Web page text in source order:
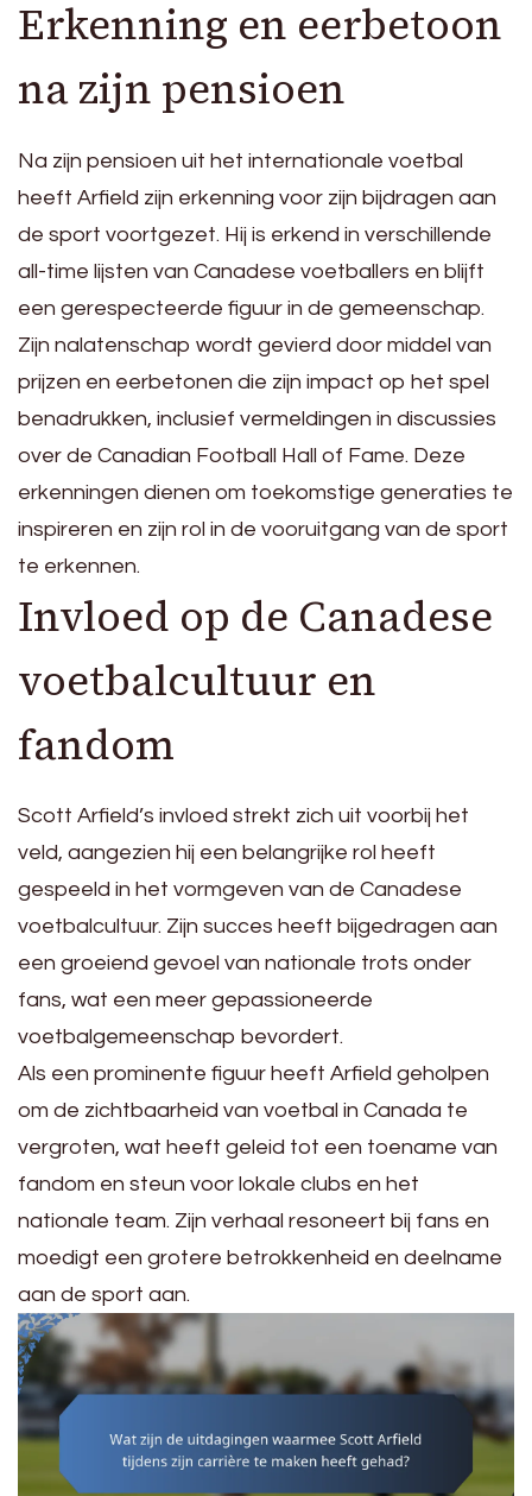
Erkenning en eerbetoon
na zijn pensioen
Na zijn pensioen uit het internationale voetbal
heeft Arfield zijn erkenning voor zijn bijdragen aan
de sport voortgezet. Hij is erkend in verschillende
all-time lijsten van Canadese voetballers en blijft
een gerespecteerde figuur in de gemeenschap.
Zijn nalatenschap wordt gevierd door middel van
prijzen en eerbetonen die zijn impact op het spel
benadrukken, inclusief vermeldingen in discussies
over de Canadian Football Hall of Fame. Deze
erkenningen dienen om toekomstige generaties te
inspireren en zijn rol in de vooruitgang van de sport
te erkennen.
Invloed op de Canadese
voetbalcultuur en
fandom
Scott Arfield’s invloed strekt zich uit voorbij het
veld, aangezien hij een belangrijke rol heeft
gespeeld in het vormgeven van de Canadese
voetbalcultuur. Zijn succes heeft bijgedragen aan
een groeiend gevoel van nationale trots onder
fans, wat een meer gepassioneerde
voetbalgemeenschap bevordert.
Als een prominente figuur heeft Arfield geholpen
om de zichtbaarheid van voetbal in Canada te
vergroten, wat heeft geleid tot een toename van
fandom en steun voor lokale clubs en het
nationale team. Zijn verhaal resoneert bij fans en
moedigt een grotere betrokkenheid en deelname
aan de sport aan.